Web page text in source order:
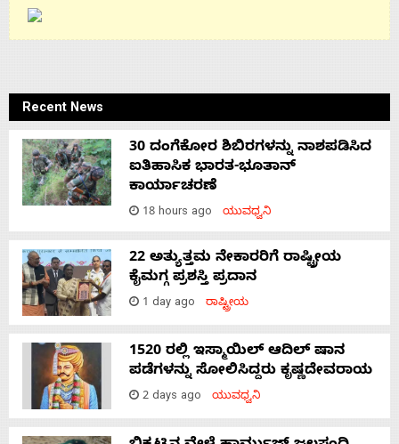
Recent News
30 ದಂಗೆಕೋರ ಶಿಬಿರಗಳನ್ನು ನಾಶಪಡಿಸಿದ
ಐತಿಹಾಸಿಕ ಭಾರತ-ಭೂತಾನ್
ಕಾರ್ಯಾಚರಣೆ
18 hours ago ಯುವಧ್ವನಿ
22 ಅತ್ಯುತ್ತಮ ನೇಕಾರರಿಗೆ ರಾಷ್ಟ್ರೀಯ
ಕೈಮಗ್ಗ ಪ್ರಶಸ್ತಿ ಪ್ರದಾನ
1 day ago ರಾಷ್ಟ್ರೀಯ
1520 ರಲ್ಲಿ ಇಸ್ಮಾಯಿಲ್ ಆದಿಲ್ ಷಾನ
ಪಡೆಗಳನ್ನು ಸೋಲಿಸಿದ್ದರು ಕೃಷ್ಣದೇವರಾಯ
2 days ago ಯುವಧ್ವನಿ